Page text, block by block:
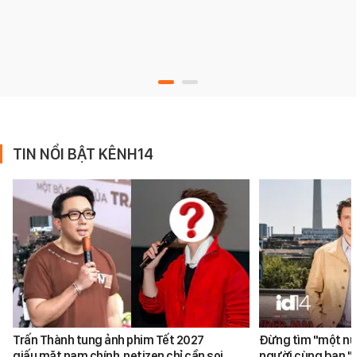
TIN NỔI BẬT KÊNH14
Trấn Thành tung ảnh phim Tết 2027
Đừng tìm "một